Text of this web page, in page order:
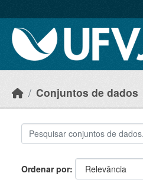
Conjuntos de dados
Ordenar por